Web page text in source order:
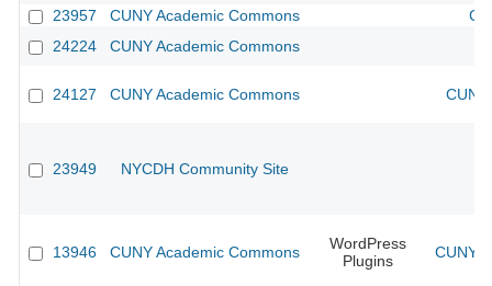
23957
CUNY Academic Commons
24224
CUNY Academic Commons
24127 CUNY Academic Commons
23949 NYCDH Community Site
13946 CUNY Academic Commons
WordPress
Plugins
CUNY